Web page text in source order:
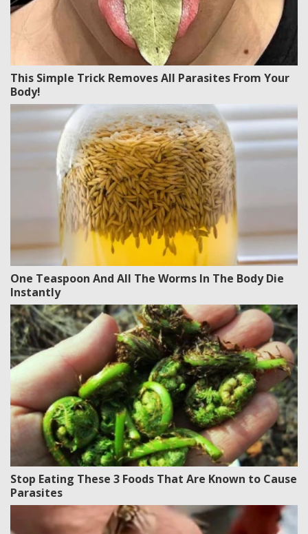
This Simple Trick Removes All Parasites From Your
Body!
One Teaspoon And All The Worms In The Body Die
Instantly
Stop Eating These 3 Foods That Are Known to Cause
Parasites